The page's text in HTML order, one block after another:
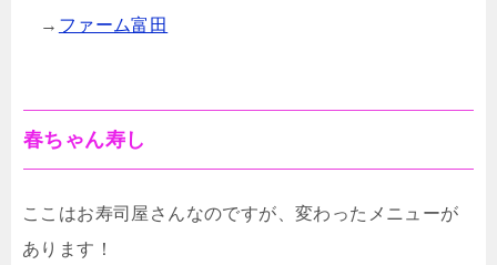
→ ファーム富田
春ちゃん寿し
ここはお寿司屋さんなのですが、変わったメニューが
あります！